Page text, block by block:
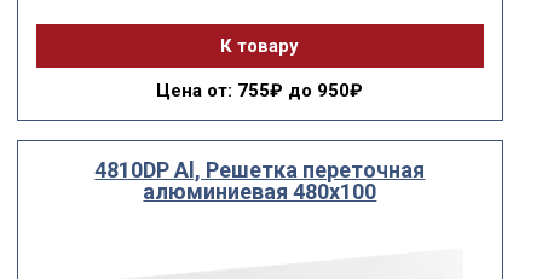
К товару
Цена от: 755₽ до 950₽
4810DP Al, Решетка переточная
алюминиевая 480x100